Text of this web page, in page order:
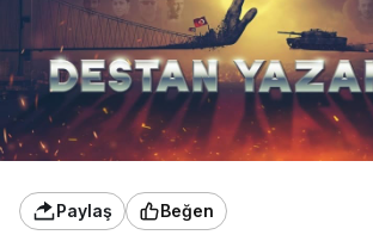
Paylaş Beğen